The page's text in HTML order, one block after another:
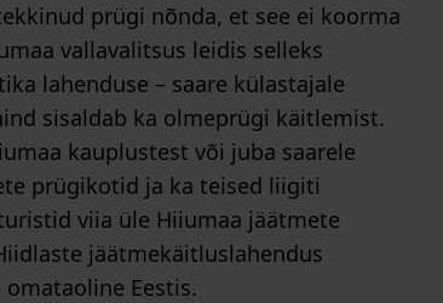
prügi nõnda, et see ei koorma
vallavalitsus leidis selleks
lahenduse – saare külastajale
sisaldab ka olmeprügi käitlemist.
kauplustest või juba saarele
prügikotid ja ka teised liigiti
viia üle Hiiumaa jäätmete
jäätmekäitluslahendus
Eestis.